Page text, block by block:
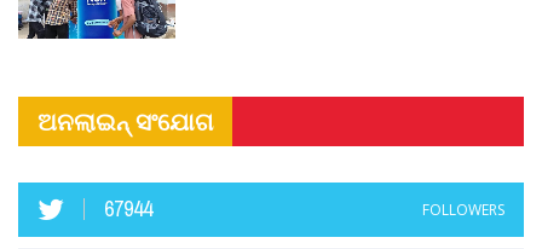
ଅନଲାଇନ୍ ସଂଯୋଗ
67944 FOLLOWERS